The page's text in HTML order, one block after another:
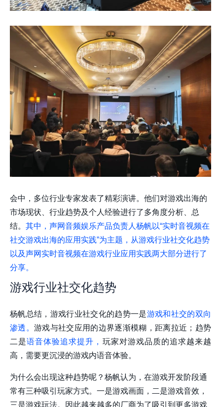
会中，多位行业专家发表了精彩演讲。他们对游戏出海的
市场现状、行业趋势及个人经验进行了多角度分析、总
结。 其中，声网音频娱乐产品负责人杨帆以“实时音视频在
社交游戏出海的应用实践”为主题，从游戏行业社交化趋势
以及声网实时音视频在游戏行业应用实践两大部分进行了
分享。
游戏行业社交化趋势
杨帆总结，游戏行业社交化的趋势一是游戏和社交的双向
渗透。 游戏与社交应用的边界逐渐模糊，距离拉近；趋势
二是语音体验追求提升， 玩家对游戏品质的追求越来越
高，需要更沉浸的游戏内语音体验。
为什么会出现这种趋势呢？杨帆认为，在游戏开发阶段通
常有三种吸引玩家方式。一是游戏画面，二是游戏音效，
三是游戏玩法。因此越来越多的厂商为了吸引到更多游戏